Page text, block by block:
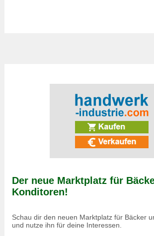
Der neue Marktplatz für
Konditoren!
Schau dir den neuen Marktplatz für Bäcker
und nutze ihn für deine Interessen.